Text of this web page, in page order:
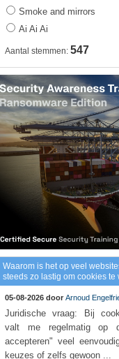
Smoke and mirrors
Ai Ai Ai
Aantal stemmen: 547
Waarom is het op veel
steeds zo lastig om cookies te
05-08-2026 door Arnoud
Juridische vraag: Bij
valt me regelmatig op
accepteren" veel
keuzes of zelfs gewoon ...